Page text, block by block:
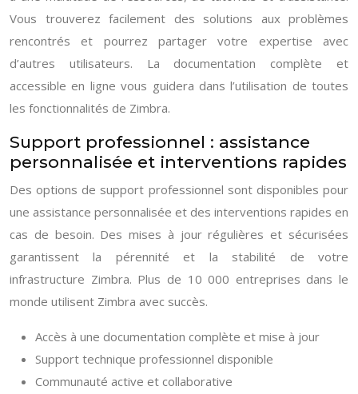
Vous trouverez facilement des solutions aux problèmes
rencontrés et pourrez partager votre expertise avec
d’autres utilisateurs. La documentation complète et
accessible en ligne vous guidera dans l’utilisation de toutes
les fonctionnalités de Zimbra.
Support professionnel : assistance
personnalisée et interventions rapides
Des options de support professionnel sont disponibles pour
une assistance personnalisée et des interventions rapides en
cas de besoin. Des mises à jour régulières et sécurisées
garantissent la pérennité et la stabilité de votre
infrastructure Zimbra. Plus de 10 000 entreprises dans le
monde utilisent Zimbra avec succès.
Accès à une documentation complète et mise à jour
Support technique professionnel disponible
Communauté active et collaborative